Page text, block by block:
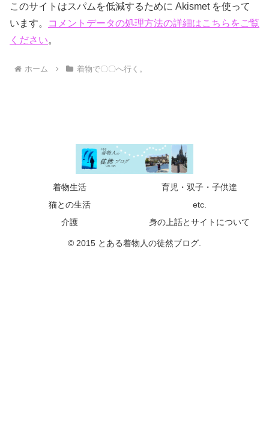
このサイトはスパムを低減するために Akismet を使って
います。
コメントデータの処理方法の詳細はこちらをご覧
ください。
ホーム 着物で〇〇へ行く。
着物生活
育児・双子・子供達
猫との生活
etc.
介護
身の上話とサイトについて
© 2015 とある着物人の徒然ブログ.